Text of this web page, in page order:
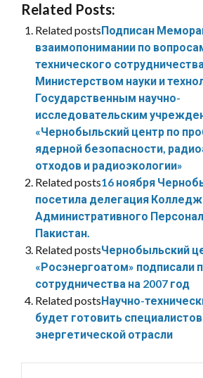
Related Posts:
Related postsПодписан
взаимопонимании по
технического
Министерством науки и
Государственным научно-
исследовательским
«Чернобыльский центр по
ядерной безопасности,
отходов и радиоэкологии»
Related posts16 ноября
посетила делегация
Административного
Пакистан.
Related postsЧернобыльский
«Росэнергоатом» подписали
сотрудничества на 2007 год
Related postsНаучно-
будет готовить
энергетической отрасли